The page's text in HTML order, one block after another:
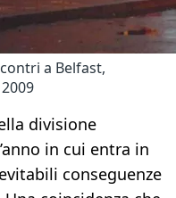
a Belfast,
divisione
in cui entra in
conseguenze